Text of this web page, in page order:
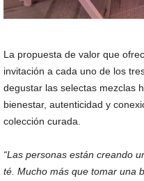
La propuesta de valor que
invitación a cada uno de los
degustar las selectas mezclas
bienestar, autenticidad y
colección curada.
“Las personas están creando
té. Mucho más que tomar una